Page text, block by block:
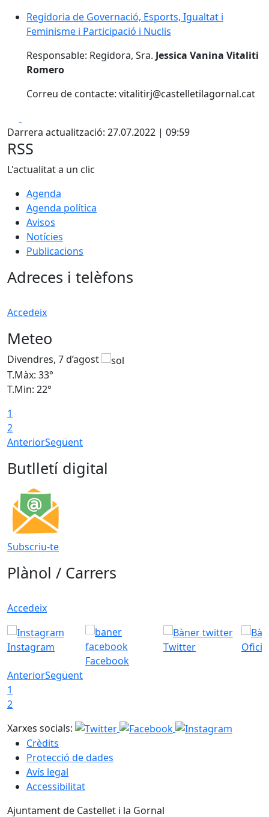
Regidoria de Governació, Esports, Igualtat i
Regidoria de Governació, Esports, Igualtat i
Feminisme i Participació i Nuclis
Responsable: Regidora, Sra. Jessica Vanina Vitaliti
Romero
Correu de contacte: vitalitirj@castelletilagornal.cat
Darrera actualització: 27.07.2022 | 09:59
RSS
L'actualitat a un clic
Agenda
Agenda política
Avisos
Notícies
Publicacions
Adreces i telèfons
Accedeix
Meteo
Divendres, 7 d’agost
T.Màx: 33°
T.Min: 22°
1
2
AnteriorSegüent
Butlletí digital
Subscriu-te
Plànol / Carrers
Accedeix
Instagram
Facebook
Twitter
AnteriorSegüent
1
2
Xarxes socials:
Crèdits
Protecció de dades
Avís legal
Accessibilitat
Ajuntament de Castellet i la Gornal